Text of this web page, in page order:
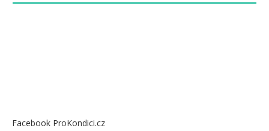
Facebook ProKondici.cz